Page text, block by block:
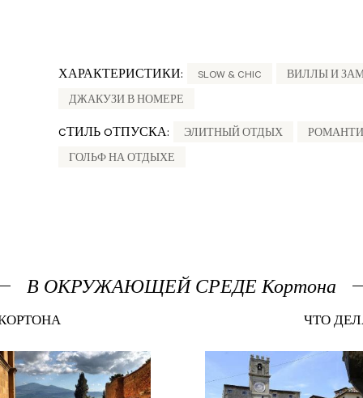
ХАРАКТЕРИСТИКИ: SLOW & CHIC ВИЛЛЫ И
ДЖАКУЗИ В НОМЕРЕ
CТИЛЬ OТПУСКА: ЭЛИТНЫЙ ОТДЫХ
ГОЛЬФ НА ОТДЫХЕ
В ОКРУЖАЮЩЕЙ СРЕДЕ Кортона
ЧТО